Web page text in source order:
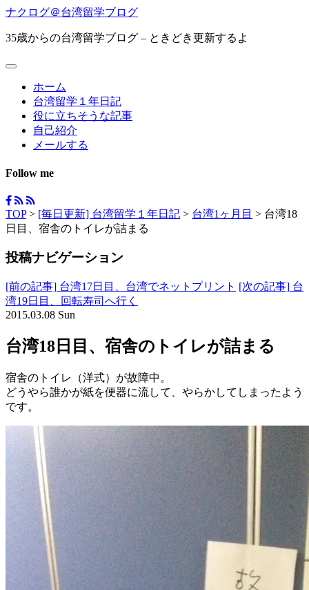
ナクログ＠台湾留学ブログ
35歳からの台湾留学ブログ – ときどき更新するよ
ホーム
台湾留学１年日記
役に立ちそうな記事
自己紹介
メールする
Follow me
TOP> [毎日更新] 台湾留学１年日記 > 台湾1ヶ月目 > 台湾18
日目、宿舎のトイレが詰まる
投稿ナビゲーション
[前の記事] 台湾17日目、台湾でネットプリント [次の記事] 台
湾19日目、回転寿司へ行く
2015.03.08 Sun
台湾18日目、宿舎のトイレが詰まる
宿舎のトイレ（洋式）が故障中。
どうやら誰かが紙を便器に流して、やらかしてしまったよう
です。